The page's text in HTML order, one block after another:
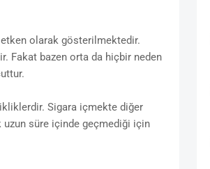
etken olarak gösterilmektedir.
Fakat bazen orta da hiçbir neden
Sigara içmekte diğer
uzun süre içinde geçmediği için